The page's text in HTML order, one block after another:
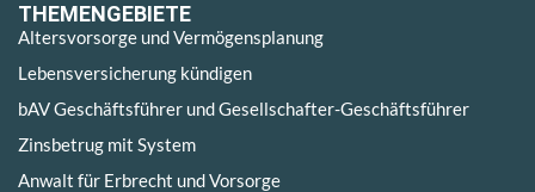
THEMENGEBIETE
Altersvorsorge und Vermögensplanung
Lebensversicherung kündigen
bAV Geschäftsführer und Gesellschafter-Geschäftsführer
Zinsbetrug mit System
Anwalt für Erbrecht und Vorsorge